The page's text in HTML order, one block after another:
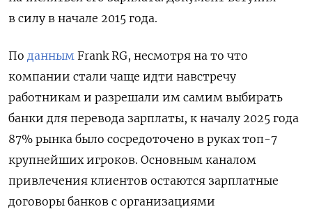
в силу в начале 2015 года.
По данным Frank RG, несмотря на то что
компании стали чаще идти навстречу
работникам и разрешали им самим выбирать
банки для перевода зарплаты, к началу 2025 года
87% рынка было сосредоточено в руках топ-7
крупнейших игроков. Основным каналом
привлечения клиентов остаются зарплатные
договоры банков с организациями